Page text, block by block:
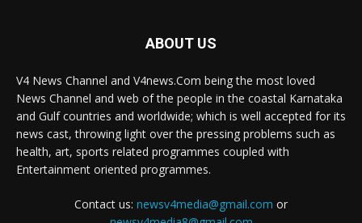
ABOUT US
V4 News Channel and V4news.Com being the most loved
News Channel and web of the people in the coastal Karnataka
and Gulf countries and worldwide; which is well accepted for its
news cast, throwing light over the pressing problems such as
health, art, sports related programmes coupled with
Entertainment oriented programmes.
Contact us: newsv4media@gmail.com or